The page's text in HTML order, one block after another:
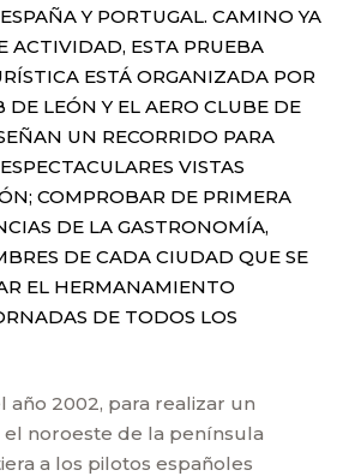
Y PORTUGAL. CAMINO YA
ACTIVIDAD, ESTA PRUEBA
ESTÁ ORGANIZADA POR
DE LEÓN Y EL AERO CLUBE DE
UN RECORRIDO PARA
VISTAS
COMPROBAR DE PRIMERA
DE LA GASTRONOMÍA,
DE CADA CIUDAD QUE SE
EL HERMANAMIENTO
DE TODOS LOS
año 2002, para realizar un
noroeste de la península
a los pilotos españoles